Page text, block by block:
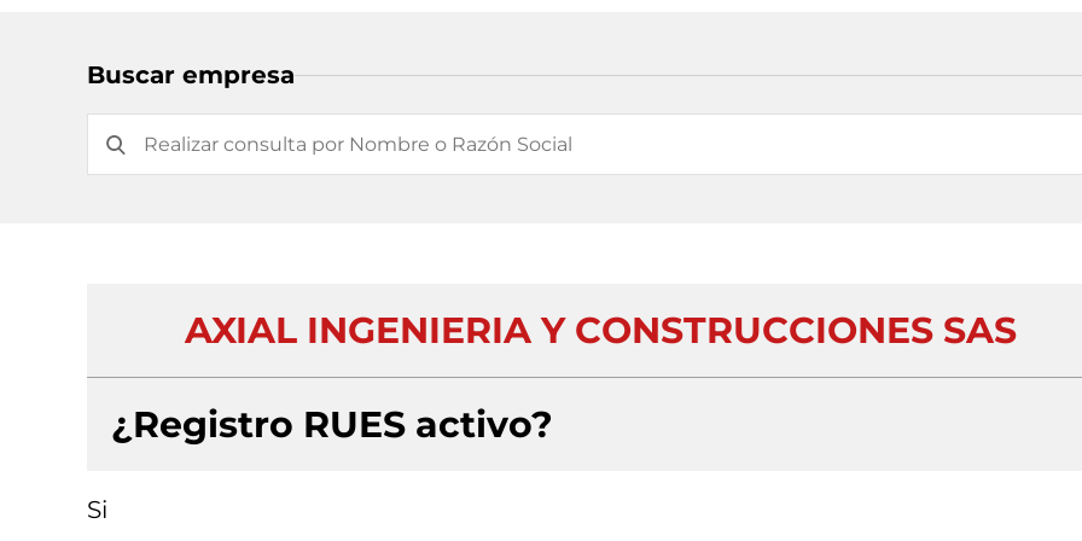
Buscar empresa
AXIAL INGENIERIA Y CONSTRUCCIONES SAS
¿Registro RUES activo?
Si